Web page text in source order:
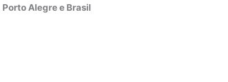
Porto Alegre e Brasil